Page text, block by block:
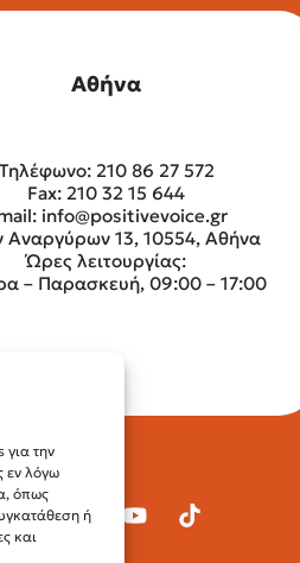
για την
εν λόγω
όπως
ή
και
Αθήνα
Τηλέφωνο: 210 86 27 572
Fax: 210 32 15 644
info@positivevoice.gr
Αναργύρων 13, 10554, Αθήνα
Ώρες λειτουργίας:
– Παρασκευή, 09:00 – 17:00